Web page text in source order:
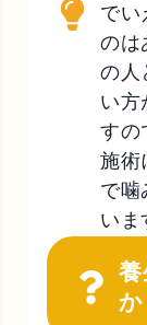
でい
のは
の人
い方
すの
施術
で噛
いま
か